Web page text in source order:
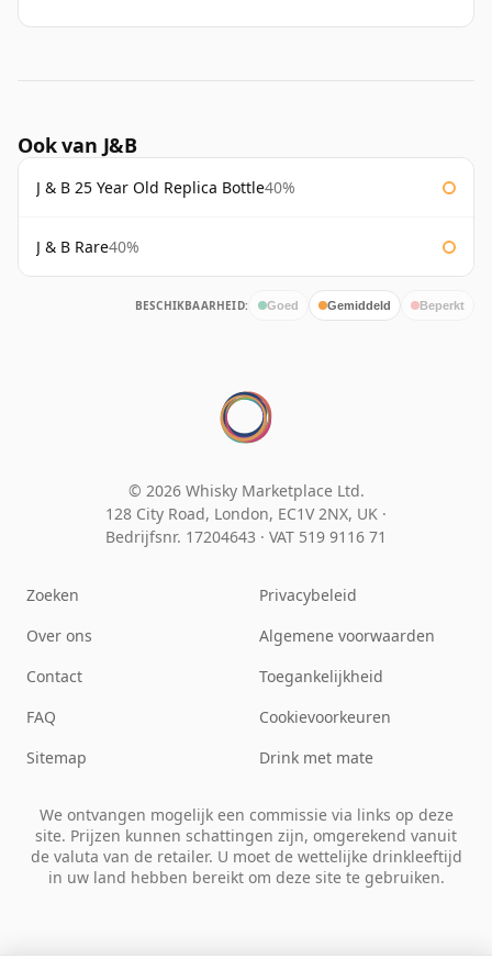
Ook van J&B
J & B 25 Year Old Replica Bottle40%
J & B Rare40%
BESCHIKBAARHEID: Goed Gemiddeld Beperkt
© 2026 Whisky Marketplace Ltd.
128 City Road, London, EC1V 2NX, UK ·
Bedrijfsnr. 17204643 · VAT 519 9116 71
Zoeken
Over ons
Contact
FAQ
Sitemap
Privacybeleid
Algemene voorwaarden
Toegankelijkheid
Cookievoorkeuren
Drink met mate
We ontvangen mogelijk een commissie via links op deze
site. Prijzen kunnen schattingen zijn, omgerekend vanuit
de valuta van de retailer. U moet de wettelijke drinkleeftijd
in uw land hebben bereikt om deze site te gebruiken.